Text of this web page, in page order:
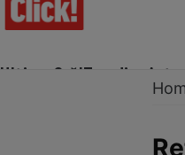
Ultima Oră!Trending